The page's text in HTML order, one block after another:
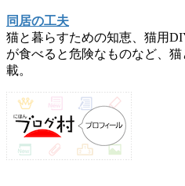
同居の工夫
猫と暮らすための知恵、猫用
が食べると危険なものなど、
載。